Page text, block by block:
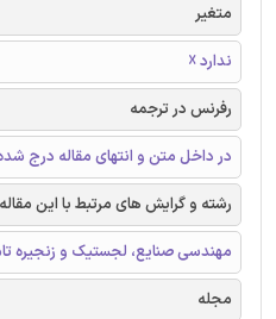
متغیر
ندارد ☓
رفرنس در ترجمه
در داخل متن و انتهای مقاله درج
رشته و گرایش های مرتبط با این مقاله
مهندسی صنایع، لجستیک و زنجیره
مجله